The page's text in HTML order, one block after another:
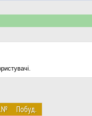
Побуд.